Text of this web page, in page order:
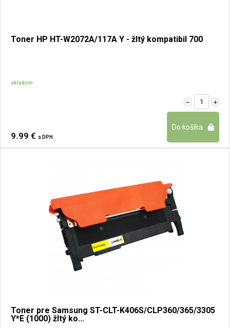
Toner HP HT-W2072A/117A Y - žltý kompatibil 700
skladom
9.99 € s DPH
Toner pre Samsung ST-CLT-K406S/CLP360/365/3305
Y*E (1000) žltý ko...